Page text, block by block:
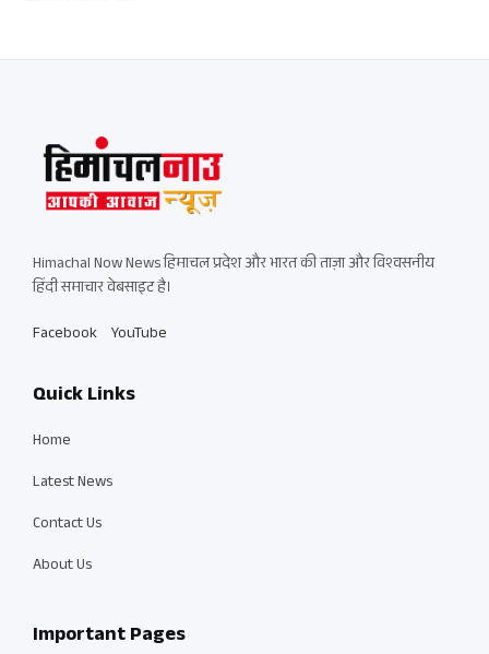
Himachal Now News हिमाचल प्रदेश और भारत की ताज़ा और विश्वसनीय
हिंदी समाचार वेबसाइट है।
Facebook YouTube
Quick Links
Home
Latest News
Contact Us
About Us
Important Pages